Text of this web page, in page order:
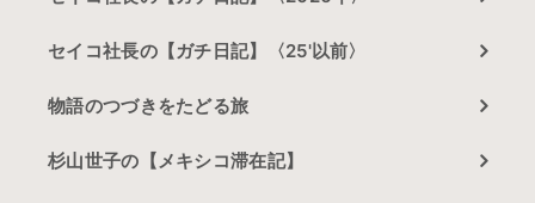
セイコ社長の【ガチ日記】〈25'以前〉
物語のつづきをたどる旅
杉山世子の【メキシコ滞在記】